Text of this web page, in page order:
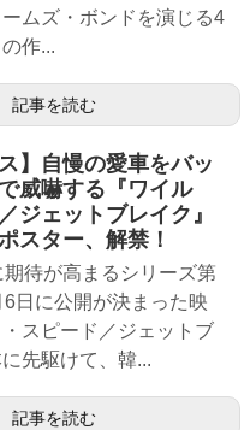
ムズ・ボンドを演じる4
作...
記事を読む
】自慢の愛車をバッ
威嚇する『ワイル
ジェットブレイク』
スター、解禁！
待が高まるシリーズ第
日に公開が決まった映
スピード／ジェットブ
先駆けて、韓...
記事を読む